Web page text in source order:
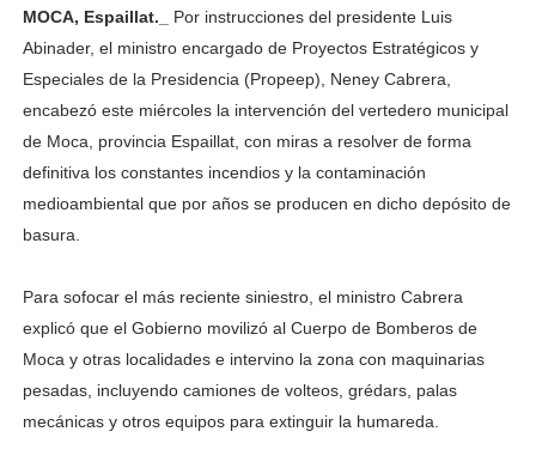
MOCA, Espaillat._ Por instrucciones del presidente Luis
Abinader, el ministro encargado de Proyectos Estratégicos y
Especiales de la Presidencia (Propeep), Neney Cabrera,
encabezó este miércoles la intervención del vertedero municipal
de Moca, provincia Espaillat, con miras a resolver de forma
definitiva los constantes incendios y la contaminación
medioambiental que por años se producen en dicho depósito de
basura.
Para sofocar el más reciente siniestro, el ministro Cabrera
explicó que el Gobierno movilizó al Cuerpo de Bomberos de
Moca y otras localidades e intervino la zona con maquinarias
pesadas, incluyendo camiones de volteos, grédars, palas
mecánicas y otros equipos para extinguir la humareda.